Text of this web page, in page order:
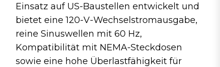
Einsatz auf US-Baustellen entwickelt und
bietet eine 120-V-Wechselstromausgabe,
reine Sinuswellen mit 60 Hz,
Kompatibilität mit NEMA-Steckdosen
sowie eine hohe Überlastfähigkeit für